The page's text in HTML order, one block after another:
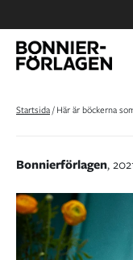
Startsida/Här är böckerna
Bonnierförlagen,